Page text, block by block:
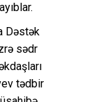
Dəstək
sədr
tədbir